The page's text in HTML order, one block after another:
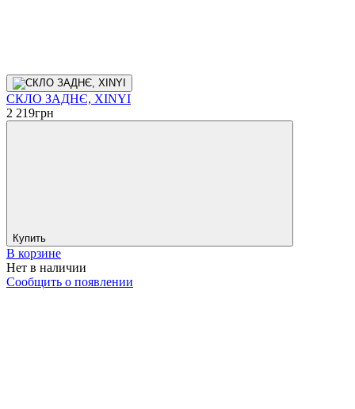
СКЛО ЗАДНЄ, XINYI
2 219грн
Купить
В корзине
Нет в наличии
Сообщить о появлении